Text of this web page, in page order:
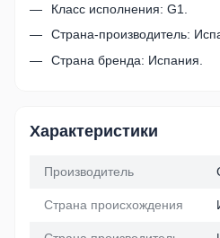
Класс исполнения: G1.
Страна-производитель:
Страна бренда: Испания.
Характеристики
Производитель
Страна происхождения